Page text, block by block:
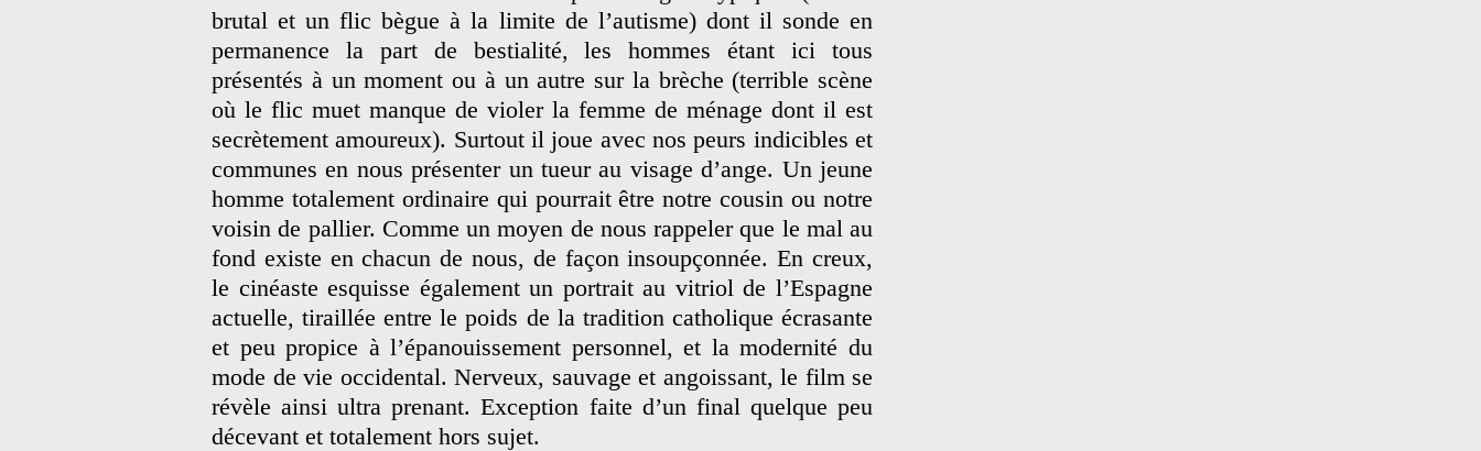
brutal et un flic bègue à la limite de l’autisme) dont il sonde en
permanence la part de bestialité, les hommes étant ici tous
présentés à un moment ou à un autre sur la brèche (terrible scène
où le flic muet manque de violer la femme de ménage dont il est
secrètement amoureux). Surtout il joue avec nos peurs indicibles et
communes en nous présenter un tueur au visage d’ange. Un jeune
homme totalement ordinaire qui pourrait être notre cousin ou notre
voisin de pallier. Comme un moyen de nous rappeler que le mal au
fond existe en chacun de nous, de façon insoupçonnée. En creux,
le cinéaste esquisse également un portrait au vitriol de l’Espagne
actuelle, tiraillée entre le poids de la tradition catholique écrasante
et peu propice à l’épanouissement personnel, et la modernité du
mode de vie occidental. Nerveux, sauvage et angoissant, le film se
révèle ainsi ultra prenant. Exception faite d’un final quelque peu
décevant et totalement hors sujet.